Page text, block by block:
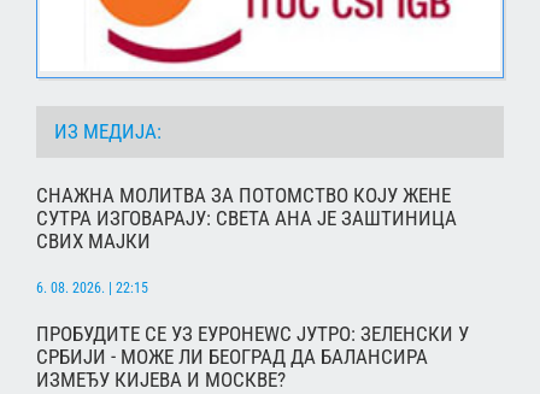
ИЗ МЕДИЈА:
СНАЖНА МОЛИТВА ЗА ПОТОМСТВО КОЈУ ЖЕНЕ
СУТРА ИЗГОВАРАЈУ: СВЕТА АНА ЈЕ ЗАШТИНИЦА
СВИХ МАЈКИ
6. 08. 2026. | 22:15
ПРОБУДИТЕ СЕ УЗ ЕУРОНЕWС ЈУТРО: ЗЕЛЕНСКИ У
СРБИЈИ - МОЖЕ ЛИ БЕОГРАД ДА БАЛАНСИРА
ИЗМЕЂУ КИЈЕВА И МОСКВЕ?